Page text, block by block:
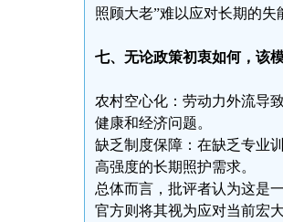
照顾大老”难以应对长期的失
七、无论政策初衷如何，该
农村空心化：劳动力外流导
健康和经济问题。
缺乏制度保障：在缺乏专业
高强度的长期照护需求。
总体而言，批评者认为这是
官方则将其视为应对当前宏